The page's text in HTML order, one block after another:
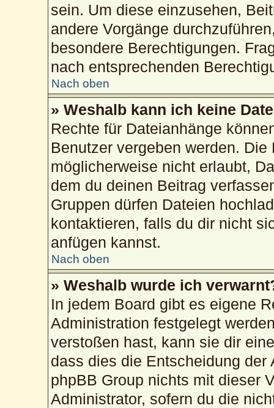
sein. Um diese einzusehen,
andere Vorgänge
besondere Berechtigungen.
nach entsprechenden
Nach oben
» Weshalb kann ich keine
Rechte für Dateianhänge
Benutzer vergeben werden.
möglicherweise nicht erlaubt,
dem du deinen Beitrag
Gruppen dürfen Dateien
kontaktieren, falls du dir nicht
anfügen kannst.
Nach oben
» Weshalb wurde ich
In jedem Board gibt es eigene
Administration festgelegt
verstoßen hast, kann sie dir
dass dies die Entscheidung
phpBB Group nichts mit dieser
Administrator, sofern du die